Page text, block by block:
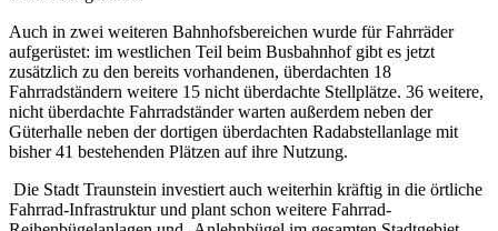
Auch in zwei weiteren Bahnhofsbereichen wurde für Fahrräder
aufgerüstet: im westlichen Teil beim Busbahnhof gibt es jetzt
zusätzlich zu den bereits vorhandenen, überdachten 18
Fahrradständern weitere 15 nicht überdachte Stellplätze. 36 weitere,
nicht überdachte Fahrradständer warten außerdem neben der
Güterhalle neben der dortigen überdachten Radabstellanlage mit
bisher 41 bestehenden Plätzen auf ihre Nutzung.
Die Stadt Traunstein investiert auch weiterhin kräftig in die örtliche
Fahrrad-Infrastruktur und plant schon weitere Fahrrad-